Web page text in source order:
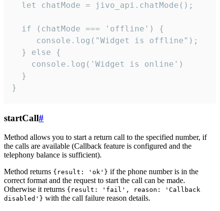
  let chatMode = jivo_api.chatMode();
  if (chatMode === 'offline') {
     console.log("Widget is offline");
  } else {
    console.log('Widget is online')
  }
}
startCall#
Method allows you to start a return call to the specified number, if
the calls are available (Callback feature is configured and the
telephony balance is sufficient).
Method returns {result: 'ok'} if the phone number is in the
correct format and the request to start the call can be made.
Otherwise it returns {result: 'fail', reason: 'Callback
disabled'} with the call failure reason details.